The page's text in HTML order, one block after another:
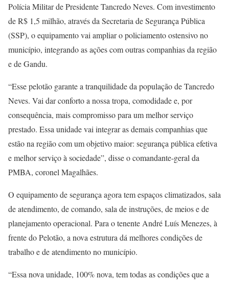
Polícia Militar de Presidente Tancredo Neves. Com investimento
de R$ 1,5 milhão, através da Secretaria de Segurança Pública
(SSP), o equipamento vai ampliar o policiamento ostensivo no
município, integrando as ações com outras companhias da região
e de Gandu.
“Esse pelotão garante a tranquilidade da população de Tancredo
Neves. Vai dar conforto a nossa tropa, comodidade e, por
consequência, mais compromisso para um melhor serviço
prestado. Essa unidade vai integrar as demais companhias que
estão na região com um objetivo maior: segurança pública efetiva
e melhor serviço à sociedade”, disse o comandante-geral da
PMBA, coronel Magalhães.
O equipamento de segurança agora tem espaços climatizados, sala
de atendimento, de comando, sala de instruções, de meios e de
planejamento operacional. Para o tenente André Luís Menezes, à
frente do Pelotão, a nova estrutura dá melhores condições de
trabalho e de atendimento no município.
“Essa nova unidade, 100% nova, tem todas as condições que a